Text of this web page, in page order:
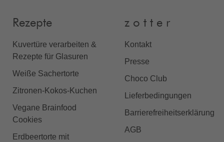
Rezepte
Kuvertüre verarbeiten &
Rezepte für Glasuren
Weiße Sachertorte
Zitronen-Kokos-Kuchen
Vegane Brainfood
Cookies
Erdbeertorte mit
z o t t e r
Kontakt
Presse
Choco Club
Lieferbedingungen
Barrierefreiheitserklärung
AGB